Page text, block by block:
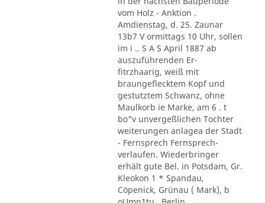
vom Holz - Anktion .
Amdienstag, d. 25. Zaunar
13b7 V ormittags 10 Uhr, sollen
im i .. S A S April 1887 ab
auszuführenden Er-
fitrzhaarig, weiß mit
braungeflecktem Kopf und
gestutztem Schwanz, ohne
Maulkorb ie Marke, am 6 . t
bo"v unvergeßlichen Tochter
weiterungen anlagea der Stadt
- Fernsprech Fernsprech-
verlaufen. Wiederbringer
erhält gute Bel. in Potsdam, Gr.
Kleokon 1 * Spandau,
Cöpenick, Grünau ( Mark), b